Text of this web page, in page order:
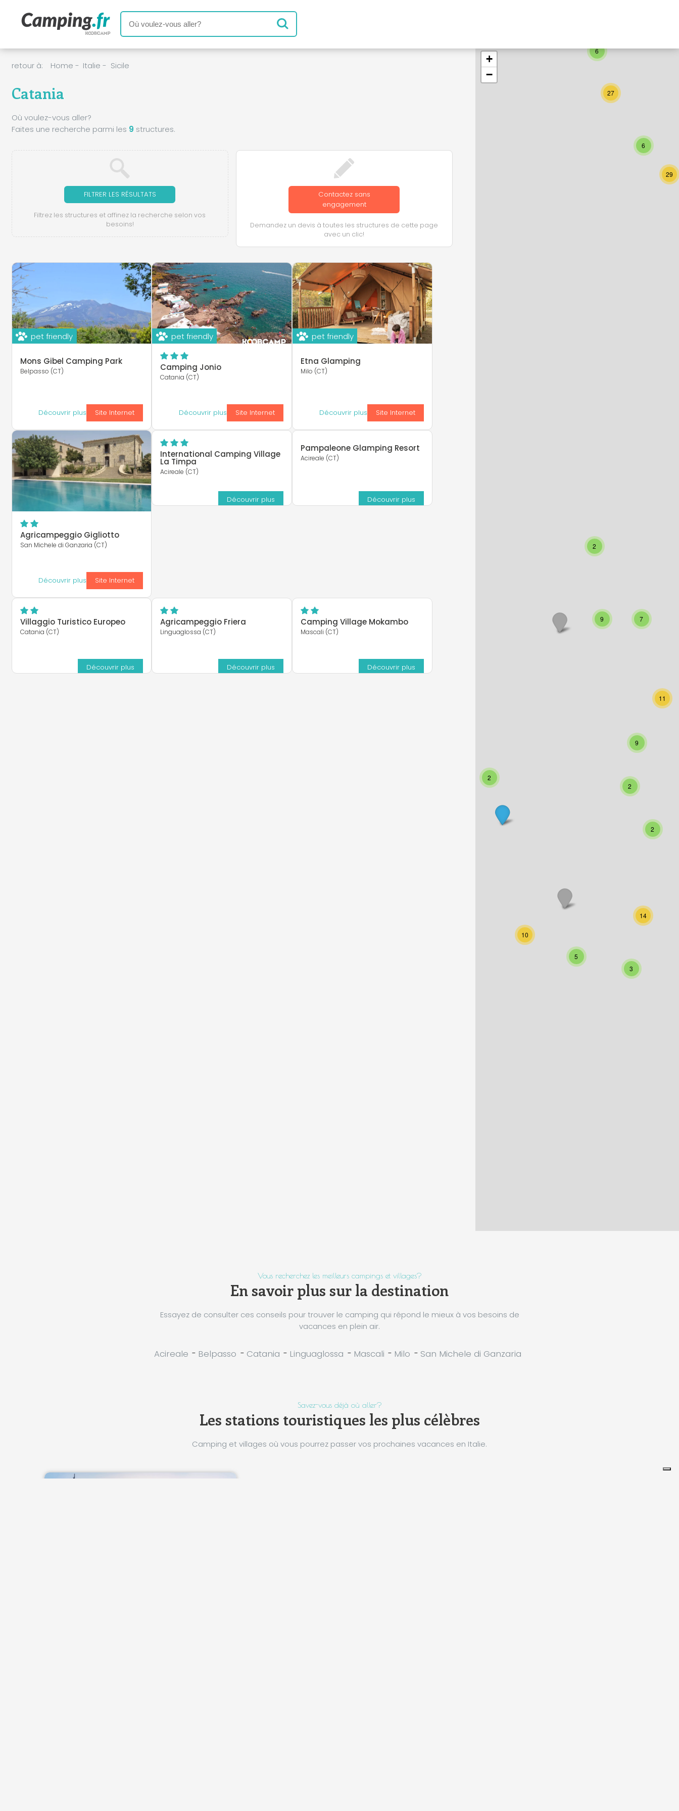
6
27
6
29
2
9 7
2
2
11
9
5
10
2
14
3
+
−
retour à: Home - Italie - Sicile
Catania
Où voulez-vous aller?
Faites une recherche parmi les 9 structures.
FILTRER LES RÉSULTATS
Filtrez les structures et affinez la recherche selon vos
besoins!
Contactez sans
engagement
Demandez un devis à toutes les structures de cette page
avec un clic!
pet friendly
Mons Gibel Camping Park
Belpasso (CT)
Découvrir plus Site Internet
pet friendly
Camping Jonio
Catania (CT)
Découvrir plus Site Internet
pet friendly
Etna Glamping
Milo (CT)
Découvrir plus Site Internet
Agricampeggio Gigliotto
San Michele di Ganzaria (CT)
Découvrir plus Site Internet
International Camping Village
La Timpa
Acireale (CT)
Découvrir plus
Pampaleone Glamping Resort
Acireale (CT)
Découvrir plus
Villaggio Turistico Europeo
Catania (CT)
Découvrir plus
Agricampeggio Friera
Linguaglossa (CT)
Découvrir plus
Camping Village Mokambo
Mascali (CT)
Découvrir plus
Vous recherchez les meilleurs campings et villages?
En savoir plus sur la destination
Essayez de consulter ces conseils pour trouver le camping qui répond le mieux à vos besoins de
vacances en plein air.
Acireale - Belpasso - Catania - Linguaglossa - Mascali - Milo - San Michele di Ganzaria
Savez-vous déjà où aller?
Les stations touristiques les plus célèbres
Camping et villages où vous pourrez passer vos prochaines vacances en Italie.